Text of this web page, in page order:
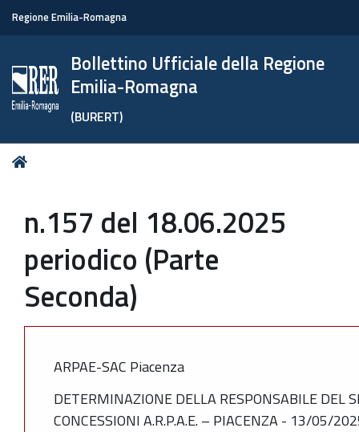
Regione Emilia-Romagna
Bollettino Ufficiale della Regione
Emilia-Romagna
(BURERT)
Tu
n.157 del 18.06.2025
periodico (Parte
Seconda)
ARPAE-SAC Piacenza
DETERMINAZIONE DELLA RESPONSABILE DEL
CONCESSIONI A.R.P.A.E. – PIACENZA - 13/05/